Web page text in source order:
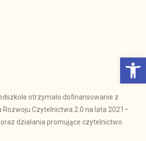
Otwórz Pasek narzędzi
otrzymało dofinansowanie z
Rozwoju Czytelnictwa 2.0 na lata 2021–
działania promujące czytelnictwo.